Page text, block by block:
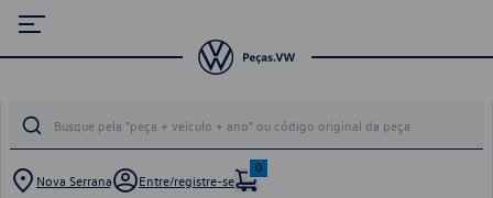
Nova Serrana Entre/registre-se
0